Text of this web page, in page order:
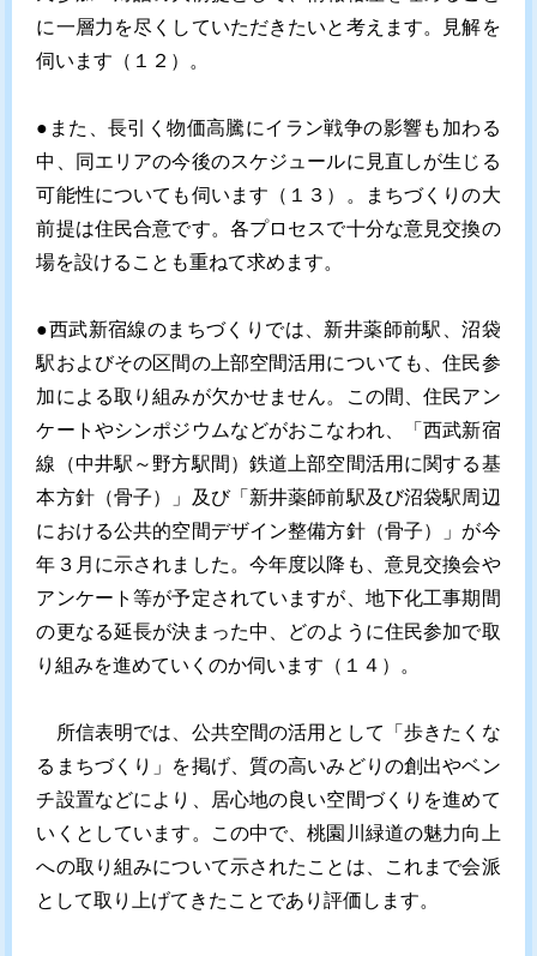
に一層力を尽くしていただきたいと考えます。見解を
伺います（１２）。
●また、長引く物価高騰にイラン戦争の影響も加わる
中、同エリアの今後のスケジュールに見直しが生じる
可能性についても伺います（１３）。まちづくりの大
前提は住民合意です。各プロセスで十分な意見交換の
場を設けることも重ねて求めます。
●西武新宿線のまちづくりでは、新井薬師前駅、沼袋
駅およびその区間の上部空間活用についても、住民参
加による取り組みが欠かせません。この間、住民アン
ケートやシンポジウムなどがおこなわれ、「西武新宿
線（中井駅～野方駅間）鉄道上部空間活用に関する基
本方針（骨子）」及び「新井薬師前駅及び沼袋駅周辺
における公共的空間デザイン整備方針（骨子）」が今
年３月に示されました。今年度以降も、意見交換会や
アンケート等が予定されていますが、地下化工事期間
の更なる延長が決まった中、どのように住民参加で取
り組みを進めていくのか伺います（１４）。
所信表明では、公共空間の活用として「歩きたくな
るまちづくり」を掲げ、質の高いみどりの創出やベン
チ設置などにより、居心地の良い空間づくりを進めて
いくとしています。この中で、桃園川緑道の魅力向上
への取り組みについて示されたことは、これまで会派
として取り上げてきたことであり評価します。